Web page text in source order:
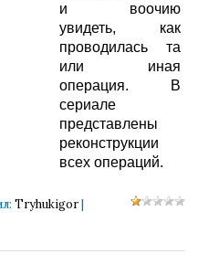
и воочию
увидеть, как
проводилась та
или иная
операция. В
сериале
представлены
реконструкции
всех операций.
: Tryhukigor|